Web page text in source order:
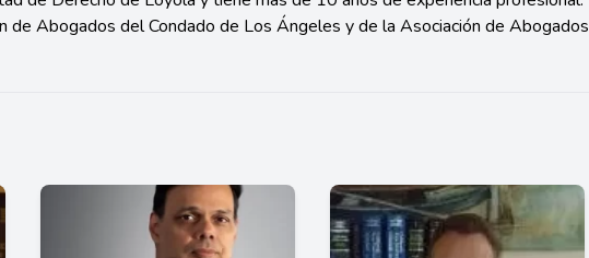
de Abogados del Condado de Los Ángeles y de la Asociación de Abogados